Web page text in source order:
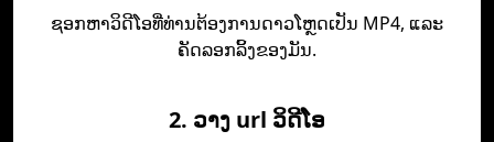
ຊອກຫາວິດີໂອທີ່ທ່ານຕ້ອງການດາວໂຫຼດເປັນ MP4, ແລະ
ຄັດລອກລິ້ງຂອງມັນ.
2. ວາງ url ວິດີໂອ